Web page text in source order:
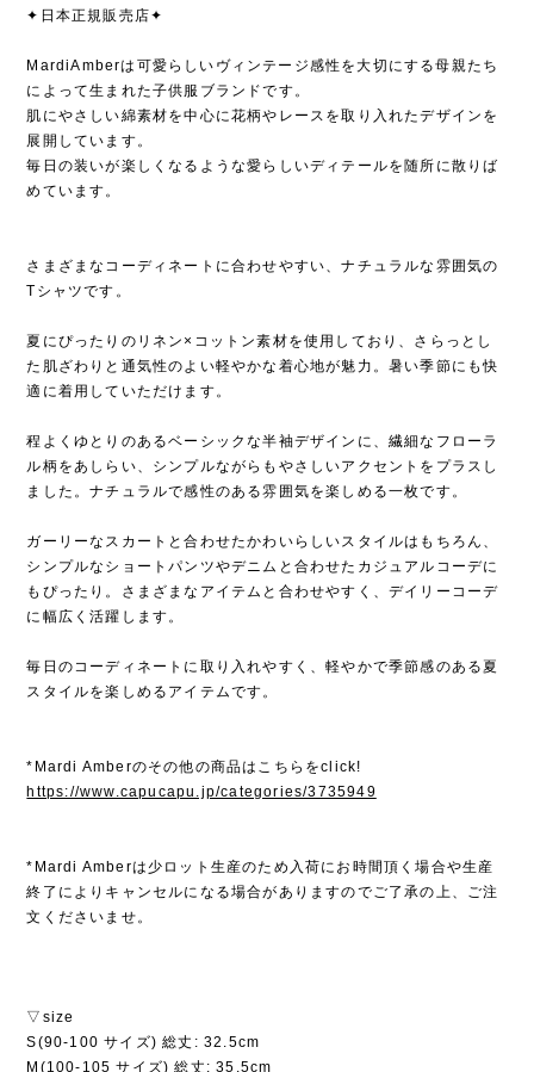
✦日本正規販売店✦
MardiAmberは可愛らしいヴィンテージ感性を大切にする母親たち
によって生まれた子供服ブランドです。
肌にやさしい綿素材を中心に花柄やレースを取り入れたデザインを
展開しています。
毎日の装いが楽しくなるような愛らしいディテールを随所に散りば
めています。
さまざまなコーディネートに合わせやすい、ナチュラルな雰囲気の
Tシャツです。
夏にぴったりのリネン×コットン素材を使用しており、さらっとし
た肌ざわりと通気性のよい軽やかな着心地が魅力。暑い季節にも快
適に着用していただけます。
程よくゆとりのあるベーシックな半袖デザインに、繊細なフローラ
ル柄をあしらい、シンプルながらもやさしいアクセントをプラスし
ました。ナチュラルで感性のある雰囲気を楽しめる一枚です。
ガーリーなスカートと合わせたかわいらしいスタイルはもちろん、
シンプルなショートパンツやデニムと合わせたカジュアルコーデに
もぴったり。さまざまなアイテムと合わせやすく、デイリーコーデ
に幅広く活躍します。
毎日のコーディネートに取り入れやすく、軽やかで季節感のある夏
スタイルを楽しめるアイテムです。
*Mardi Amberのその他の商品はこちらをclick!
https://www.capucapu.jp/categories/3735949
*Mardi Amberは少ロット生産のため入荷にお時間頂く場合や生産
終了によりキャンセルになる場合がありますのでご了承の上、ご注
文くださいませ。
▽size
S(90-100 サイズ) 総丈: 32.5cm
M(100-105 サイズ) 総丈: 35.5cm